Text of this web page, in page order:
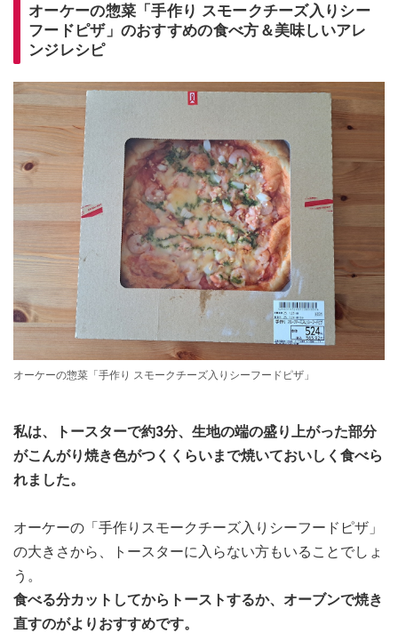
オーケーの惣菜「手作り スモークチーズ入りシー
フードピザ」のおすすめの食べ方＆美味しいアレ
ンジレシピ
オーケーの惣菜「手作り スモークチーズ入りシーフードピザ」
私は、トースターで約3分、生地の端の盛り上がった部分
がこんがり焼き色がつくくらいまで焼いておいしく食べら
れました。
オーケーの「手作りスモークチーズ入りシーフードピザ」
の大きさから、トースターに入らない方もいることでしょ
う。
食べる分カットしてからトーストするか、オーブンで焼き
直すのがよりおすすめです。